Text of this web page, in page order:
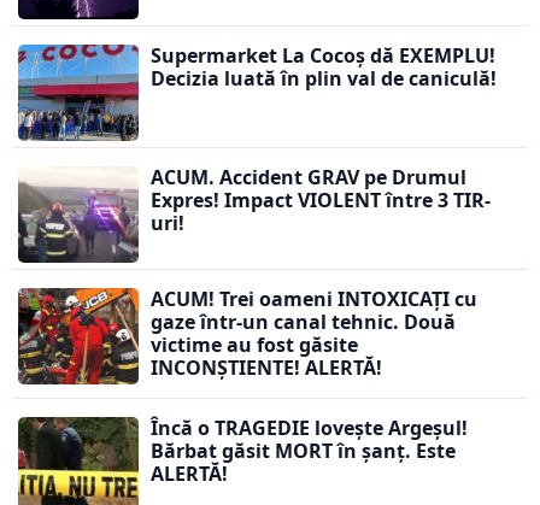
Supermarket La Cocoș dă EXEMPLU!
Decizia luată în plin val de caniculă!
ACUM. Accident GRAV pe Drumul
Expres! Impact VIOLENT între 3 TIR-
uri!
ACUM! Trei oameni INTOXICAȚI cu
gaze într-un canal tehnic. Două
victime au fost găsite
INCONȘTIENTE! ALERTĂ!
Încă o TRAGEDIE lovește Argeșul!
Bărbat găsit MORT în șanț. Este
ALERTĂ!